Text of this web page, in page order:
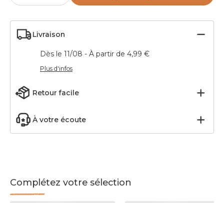
Livraison
Dès le 11/08 - À partir de 4,99 €
Plus d'infos
Retour facile
À votre écoute
Complétez votre sélection